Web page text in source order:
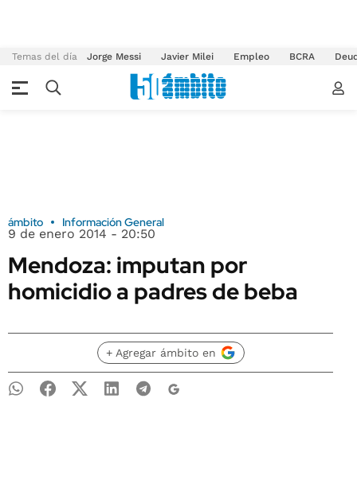
Temas del día Jorge Messi Javier Milei Empleo BCRA
ámbito Información General
9 de enero 2014 - 20:50
Mendoza: imputan por
homicidio a padres de beba
+ Agregar ámbito en